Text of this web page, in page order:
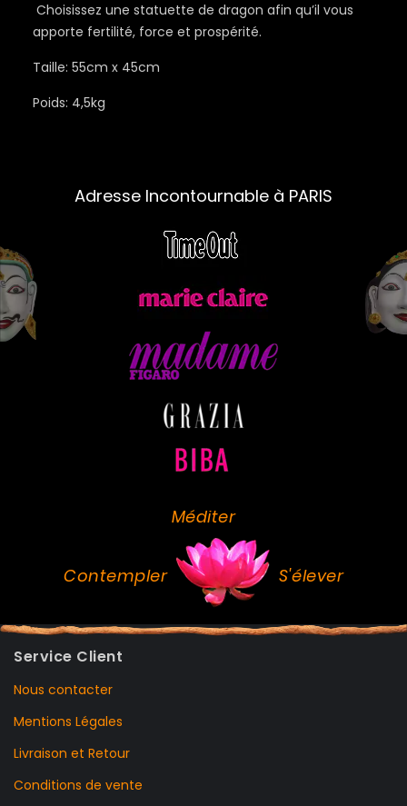
Choisissez une statuette de dragon afin qu’il vous
apporte fertilité, force et prospérité.
Taille: 55cm x 45cm
Poids: 4,5kg
Adresse Incontournable à PARIS
Méditer
Contempler S'élever
Service Client
Nous contacter
Mentions Légales
Livraison et Retour
Conditions de vente